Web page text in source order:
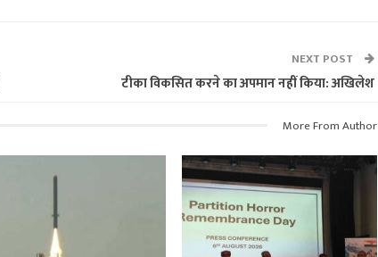
NEXT POST
टीका विकसित करने का अपमान नहीं किया: अखिलेश
More From Author